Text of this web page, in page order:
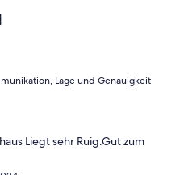
Lage und Genauigkeit
Liegt sehr Ruig.Gut zum